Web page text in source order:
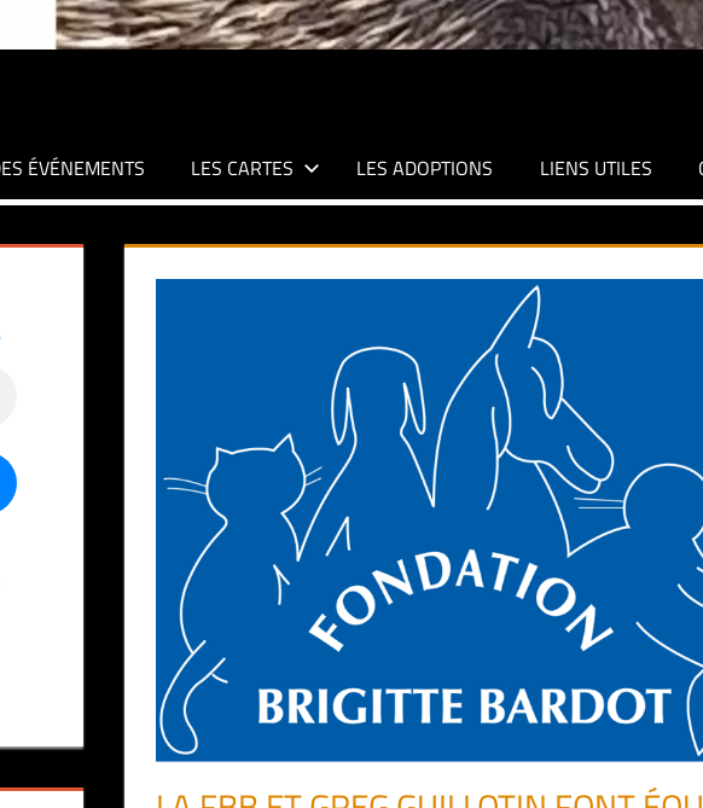
ÉVÉNEMENTS LES CARTES LES ADOPTIONS LIENS UTILES